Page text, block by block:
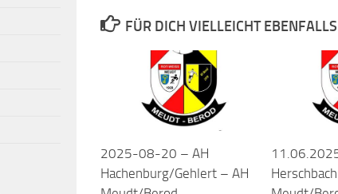
FÜR DICH VIELLEICHT
2025-08-20 – AH
Hachenburg/Gehlert – AH